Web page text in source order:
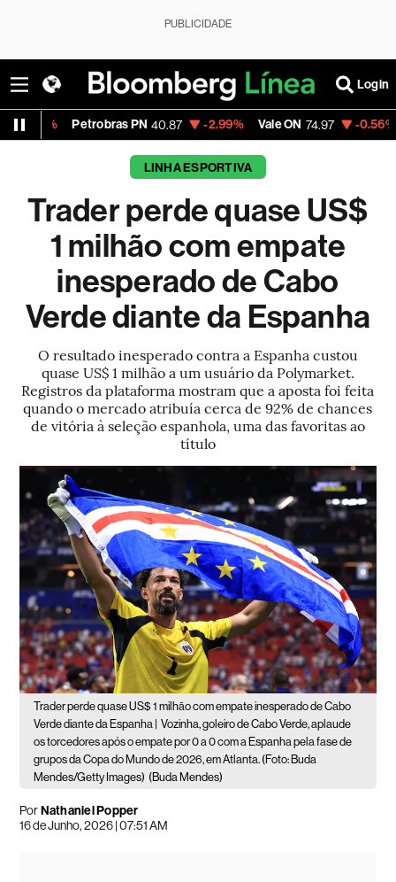
PUBLICIDADE
Login
Petrobras PN 40.87 -2.99% Vale ON 74.97 -0.56% Itaú PN
LINHA ESPORTIVA
Trader perde quase US$
1 milhão com empate
inesperado de Cabo
Verde diante da Espanha
O resultado inesperado contra a Espanha custou
quase US$ 1 milhão a um usuário da Polymarket.
Registros da plataforma mostram que a aposta foi feita
quando o mercado atribuía cerca de 92% de chances
de vitória à seleção espanhola, uma das favoritas ao
título
Trader perde quase US$ 1 milhão com empate inesperado de Cabo
Verde diante da Espanha | Vozinha, goleiro de Cabo Verde, aplaude
os torcedores após o empate por 0 a 0 com a Espanha pela fase de
grupos da Copa do Mundo de 2026, em Atlanta. (Foto: Buda
Mendes/Getty Images) (Buda Mendes)
PorNathaniel Popper
16 de Junho, 2026 | 07:51 AM